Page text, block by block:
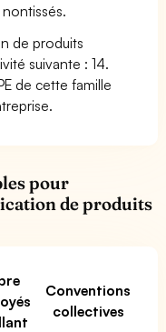
de produits
suivante : 14.
de cette famille
pour
de produits
Conventions
collectives